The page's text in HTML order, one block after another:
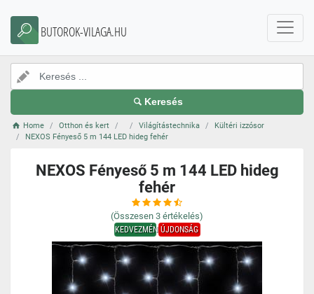
BUTOROK-VILAGA.HU
Keresés
Home Otthon és kert Világítástechnika
Kültéri izzósor
NEXOS Fényeső 5 m 144 LED hideg fehér
NEXOS Fényeső 5 m 144 LED hideg
fehér
(Összesen 3 értékelés)
KEDVEZMÉNYÚJDONSÁG